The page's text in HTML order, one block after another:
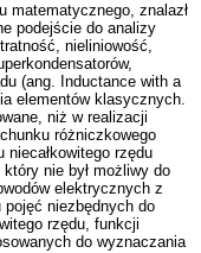
matematycznego, znalazł
podejście do analizy
nieliniowość,
(ang. Inductance with a
elementów klasycznych.
niż w realizacji
różniczkowego
rzędu
nie był możliwy do
elektrycznych z
pojęć niezbędnych do
rzędu, funkcji
do wyznaczania